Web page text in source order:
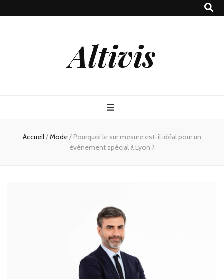
Altivis
Accueil/Mode/ Pourquoi le sur mesure est-il idéal pour un
événement spécial à Lyon ?